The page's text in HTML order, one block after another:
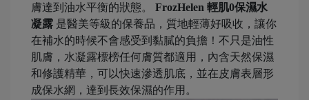
膚達到油水平衡的狀態。 FrozHelen 輕肌0保濕水
凝露 是醫美等級的保養品，質地輕薄好吸收，讓你
在補水的時候不會感受到黏膩的負擔！不只是油性
肌膚，水凝露標榜任何膚質都適用，內含天然保濕
和修護精華，可以快速滲透肌底，並在皮膚表層形
成保水網，達到長效保濕的作用。